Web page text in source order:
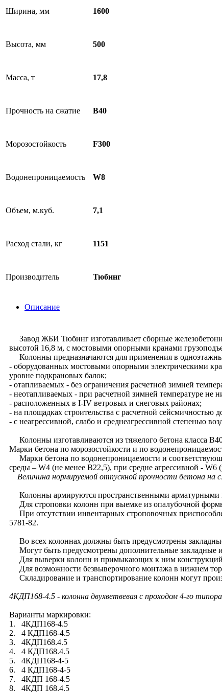
Ширина, мм 1600
Высота, мм 500
Масса, т 17,8
Прочность на сжатие В40
Морозостойкость F300
Водонепроницаемость W8
Объем, м.куб. 7,1
Расход стали, кг 1151
Производитель Тюбинг
Описание
Завод ЖБИ Тюбинг изготавливает сборные
высотой 16,8 м, с мостовыми опорными кранами
Колонны предназначаются для применения в
- оборудованных мостовыми опорными электрическими
уровне подкрановых балок;
- отапливаемых - без ограничения расчетной зимней
- неотапливаемых - при расчетной зимней температуре не
- расположенных в I-IV ветровых и снеговых районах;
- на площадках строительства с расчетной сейсмичностью
- с неагрессивной, слабо и среднеагрессивной степенью
Колонны изготавливаются из тяжелого бетона класса
Марки бетона по морозостойкости и по
Марки бетона по водонепроницаемости и
среды – W4 (не менее В22,5), при средне агрессивной - W6
Величина нормируемой отпускной прочности бетона на
Колонны армируются пространственными арматурными
Для строповки колонн при выемке из опалубочной
При отсутствии инвентарных строповочных
5781-82.
Во всех колоннах должны быть предусмотрены
Могут быть предусмотрены дополнительные закладные
Для выверки колонн и примыкающих к ним конструкций
Для возможности безвыверочного монтажа в нижнем
Складирование и транспортирование колонн могут
4КДП168-4.5 - колонна двухветвевая с проходом 4-го
Варианты маркировки:
1. 4КДП168-4.5
2. 4 КДП168-4.5
3. 4КДП168.4.5
4. 4 КДП168.4.5
5. 4КДП168-4-5
6. 4 КДП168-4-5
7. 4КДП 168-4.5
8. 4КДП 168.4.5